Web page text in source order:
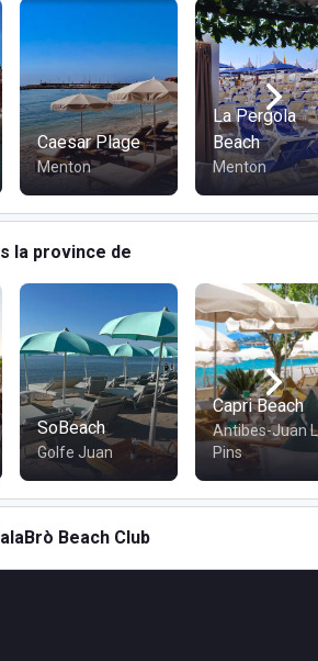
Caesar Plage
Menton
La Pergola
Beach
Menton
la province de
SoBeach
Golfe Juan
Capri Beach
Antibes-Juan
Pins
Beach Club